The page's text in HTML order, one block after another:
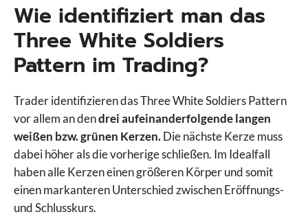
Wie identifiziert man das
Three White Soldiers
Pattern im Trading?
Trader identifizieren das Three White Soldiers Pattern
vor allem an dendrei aufeinanderfolgende langen
weißen bzw. grünen Kerzen.Die nächste Kerze muss
dabei höher als die vorherige schließen. Im Idealfall
haben alle Kerzen einen größeren Körper und somit
einen markanteren Unterschied zwischen Eröffnungs-
und Schlusskurs.